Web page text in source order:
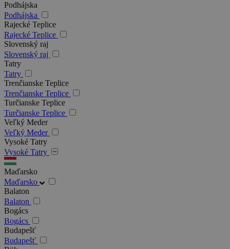
Podhájska
Podhájska
Rajecké Teplice
Rajecké Teplice
Slovenský raj
Slovenský raj
Tatry
Tatry
Trenčianske Teplice
Trenčianske Teplice
Turčianske Teplice
Turčianske Teplice
Veľký Meder
Veľký Meder
Vysoké Tatry
Vysoké Tatry
Maďarsko
Maďarsko
Balaton
Balaton
Bogács
Bogács
Budapešť
Budapešť